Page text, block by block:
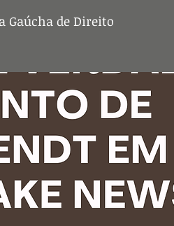
Gaúcha de Direito